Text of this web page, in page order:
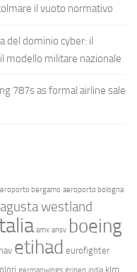
il vuoto normativo
del dominio cyber: il
modello militare nazionale
787s as formal airline sale
bergamo aeroporto bologna
agusta westland
amx ansv boeing
etihad eurofighter
klm